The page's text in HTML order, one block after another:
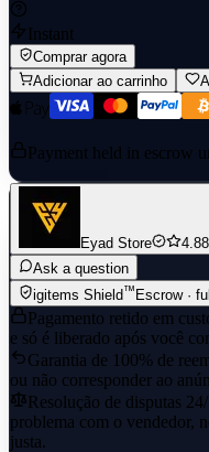
Instant
Comprar agora
Adicionar ao carrinho
Payment held in escrow
Eyad Store 4.88
Ask a question
igitems Shield™Escrow ·
Pagamento retido em
e só é liberado após você
Garantia de 100% de
ou não corresponder ao
Resolução de disputas
problema com o vendedor,
justa.